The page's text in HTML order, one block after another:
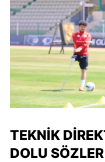
TEKNIK
DOLU SÖZLER